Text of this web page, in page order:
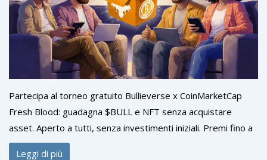
Partecipa al torneo gratuito Bullieverse x CoinMarketCap
Fresh Blood: guadagna $BULL e NFT senza acquistare
asset. Aperto a tutti, senza investimenti iniziali. Premi fino a
$30.000.
Leggi di più